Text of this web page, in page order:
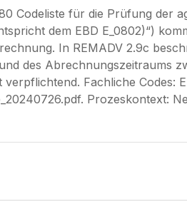
Codeliste für die Prüfung der
dem EBD E_0802)“)
In REMADV 2.9c
des Abrechnungszeitraums
Fachliche Codes:
Prozeskontext: